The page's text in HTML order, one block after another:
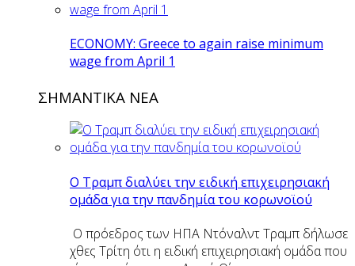
ECONOMY: Greece to again raise minimum
wage from April 1
ΣΗΜΑΝΤΙΚΑ ΝΕΑ
O Tραμπ διαλύει την ειδική επιχειρησιακή
ομάδα για την πανδημία του κορωνοϊού
Ο πρόεδρος των ΗΠΑ Ντόναλντ Τραμπ δήλωσε
χθες Τρίτη ότι η ειδική επιχειρησιακή ομάδα που